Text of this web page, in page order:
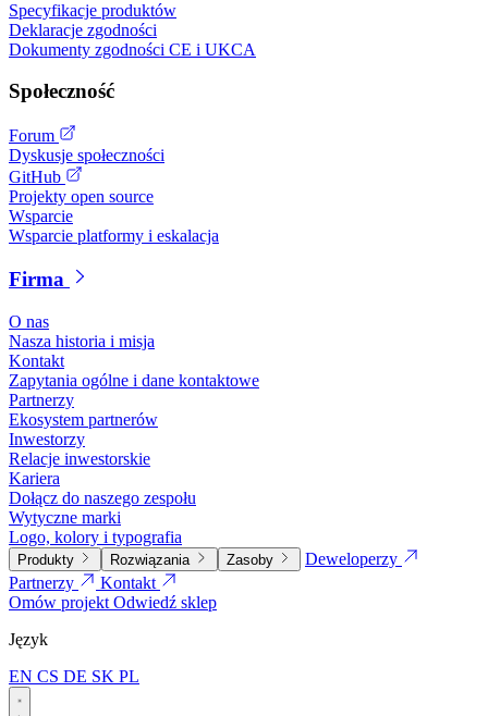
Specyfikacje produktów
Deklaracje zgodności
Dokumenty zgodności CE i UKCA
Społeczność
Forum
Dyskusje społeczności
GitHub
Projekty open source
Wsparcie
Wsparcie platformy i eskalacja
Firma
O nas
Nasza historia i misja
Kontakt
Zapytania ogólne i dane kontaktowe
Partnerzy
Ekosystem partnerów
Inwestorzy
Relacje inwestorskie
Kariera
Dołącz do naszego zespołu
Wytyczne marki
Logo, kolory i typografia
Produkty Rozwiązania Zasoby
Deweloperzy
Partnerzy
Kontakt
Omów projektOdwiedź sklep
Język
EN CS DE SK PL